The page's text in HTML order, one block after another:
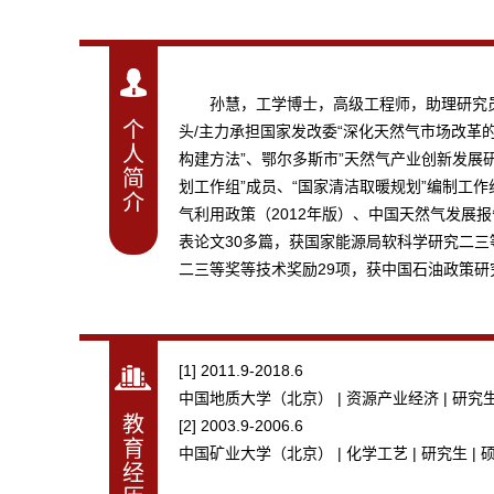
个
人
简
介
孙慧，工学博士，高级工程师，助理研
头/主力承担国家发改委“深化天然气市场改革
构建方法”、鄂尔多斯市”天然气产业创新发
划工作组”成员、“国家清洁取暖规划”编制工
气利用政策（2012年版）、中国天然气发展
表论文30多篇，获国家能源局软科学研究二
二三等奖等技术奖励29项，获中国石油政策
教
育
经
[1] 2011.9-2018.6
中国地质大学（北京） | 资源产业经济 | 研究
[2] 2003.9-2006.6
中国矿业大学（北京） | 化学工艺 | 研究生 |